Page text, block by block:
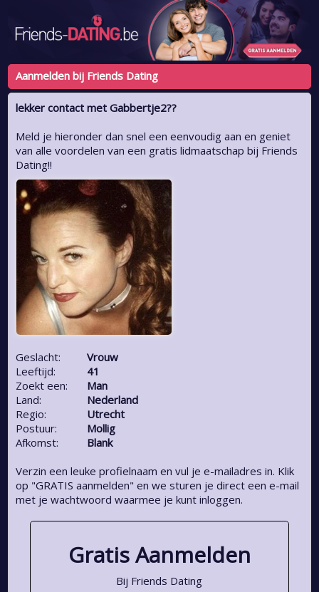
Aanmelden bij Friends Dating
lekker contact met Gabbertje2??
Meld je hieronder dan snel een eenvoudig aan en geniet
van alle voordelen van een gratis lidmaatschap bij Friends
Dating!!
Geslacht:
Vrouw
Leeftijd:
41
Zoekt een:
Man
Land:
Nederland
Regio:
Utrecht
Postuur:
Mollig
Afkomst:
Blank
Verzin een leuke profielnaam en vul je e-mailadres in. Klik
op "GRATIS aanmelden" en we sturen je direct een e-mail
met je wachtwoord waarmee je kunt inloggen.
Gratis Aanmelden
Bij Friends Dating